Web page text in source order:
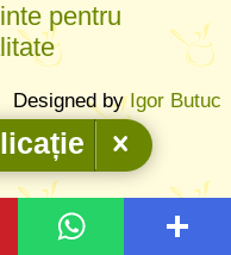
pentru
Designed by Igor Butuc